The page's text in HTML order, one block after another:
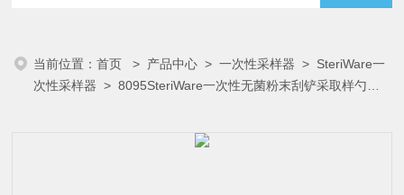
当前位置：首页 > 产品中心 >一次性采样器 > SteriWare一
次性采样器 > 8095SteriWare一次性无菌粉末刮铲采取样勺